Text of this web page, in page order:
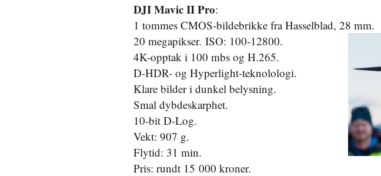
DJI Mavic II Pro:
1 tommes CMOS-bildebrikke fra Hasselblad, 28 mm.
20 megapikser. ISO: 100-12800.
4K-opptak i 100 mbs og H.265.
D-HDR- og Hyperlight-teknolologi.
Klare bilder i dunkel belysning.
Smal dybdeskarphet.
10-bit D-Log.
Vekt: 907 g.
Flytid: 31 min.
Pris: rundt 15 000 kroner.